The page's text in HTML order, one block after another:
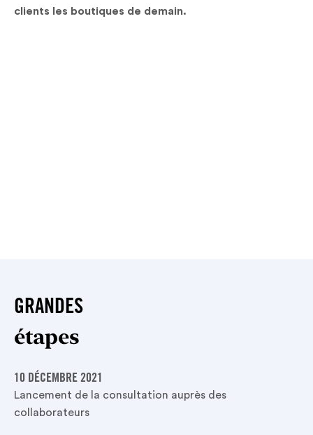
clients les boutiques de demain.
GRANDES
étapes
10 DÉCEMBRE 2021
Lancement de la consultation auprès des
collaborateurs